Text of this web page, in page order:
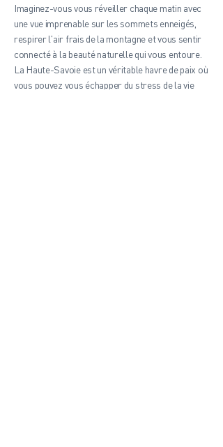
Imaginez-vous vous réveiller chaque matin avec
une vue imprenable sur les sommets enneigés,
respirer l'air frais de la montagne et vous sentir
connecté à la beauté naturelle qui vous entoure.
La Haute-Savoie est un véritable havre de paix où
vous pouvez vous échapper du stress de la vie